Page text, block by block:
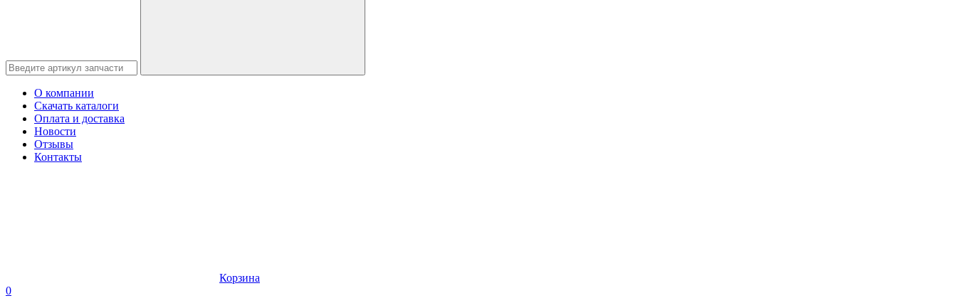
О компании
Скачать каталоги
Оплата и доставка
Новости
Отзывы
Контакты
Корзина
0